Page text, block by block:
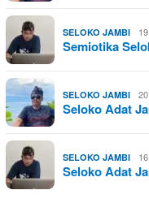
SELOKO JAMBI
Semiotika
SELOKO JAMBI
Seloko Adat
SELOKO JAMBI
Seloko Adat